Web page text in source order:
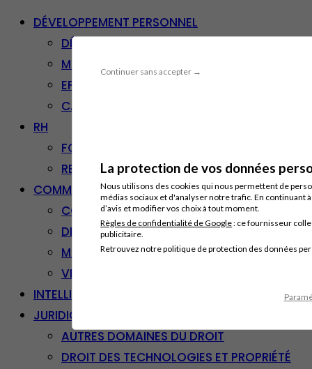
Continuer sans accepter →
La protection de vos données
Nous utilisons des cookies qui nous permettent de
médias sociaux et d'analyser notre trafic. En continuant
d’avis et modifier vos choix à tout moment.
Règles de confidentialité de Google: ce fournisseur
publicitaire.
Retrouvez notre politique de protection des données
DÉVELOPPEMENT PERSONNEL
DÉVELOPPEMENT PERSONNEL
MANAGEMENT
EFFICACITÉ PROFESSIONNELLE
CARRIÈRE & RECONVERSION
RH
FORMATION PROFESSIONNELLE
RESSOURCES HUMAINES
COMMUNICATION/DIGITAL
COMMUNICATION
DIGITAL
MARKETING
VENTE – RELATION CLIENT
INTELLIGENCE ARTIFICIELLE
JURIDIQUE
AUTRES DOMAINES DU DROIT
DROIT DES TECHNOLOGIES ET PROPRIÉTÉ